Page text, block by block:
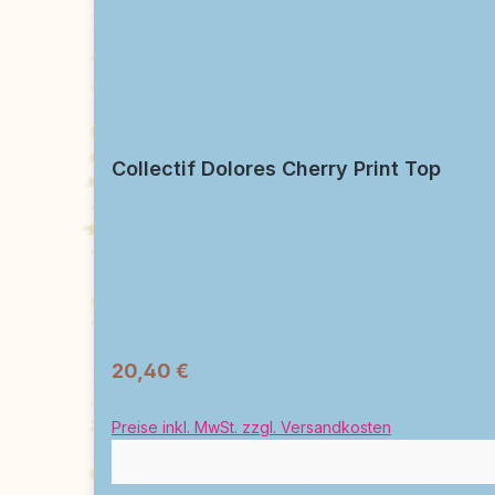
Collectif Dolores Cherry Print Top
20,40 €
Preise inkl. MwSt. zzgl. Versandkosten